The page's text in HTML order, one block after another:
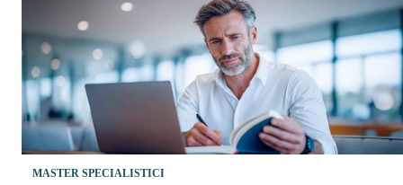
MASTER SPECIALISTICI